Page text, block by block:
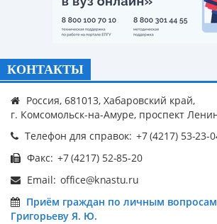
КОНТАКТЫ
Россия, 681013, Хабаровский край,
г. Комсомольск-на-Амуре, проспект
Телефон для справок:
Факс:
Email:
Приём граждан по личным вопросам
Григорьеву Я. Ю.